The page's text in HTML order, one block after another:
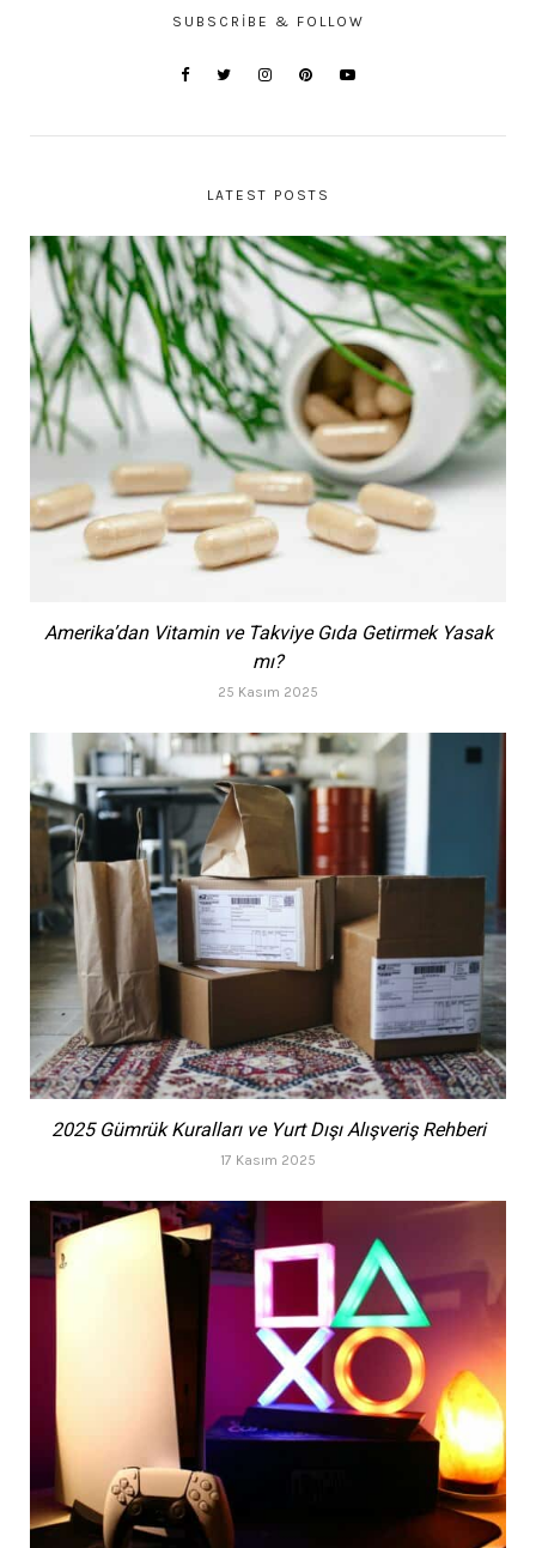
SUBSCRIBE & FOLLOW
LATEST POSTS
Amerika’dan Vitamin ve Takviye Gıda Getirmek Yasak
mı?
25 Kasım 2025
2025 Gümrük Kuralları ve Yurt Dışı Alışveriş Rehberi
17 Kasım 2025